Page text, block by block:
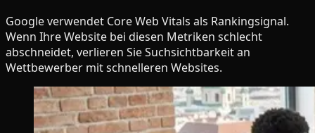
Google verwendet Core Web Vitals als Rankingsignal.
Wenn Ihre Website bei diesen Metriken schlecht
abschneidet, verlieren Sie Suchsichtbarkeit an
Wettbewerber mit schnelleren Websites.